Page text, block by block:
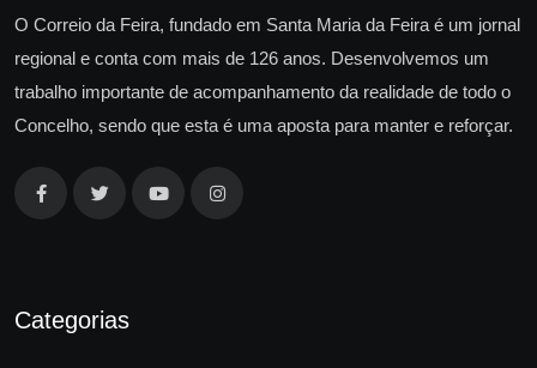
O Correio da Feira, fundado em Santa Maria da Feira é um jornal
regional e conta com mais de 126 anos. Desenvolvemos um
trabalho importante de acompanhamento da realidade de todo o
Concelho, sendo que esta é uma aposta para manter e reforçar.
Categorias